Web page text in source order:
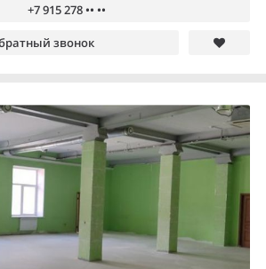
+7 915 278 •• ••
звонок